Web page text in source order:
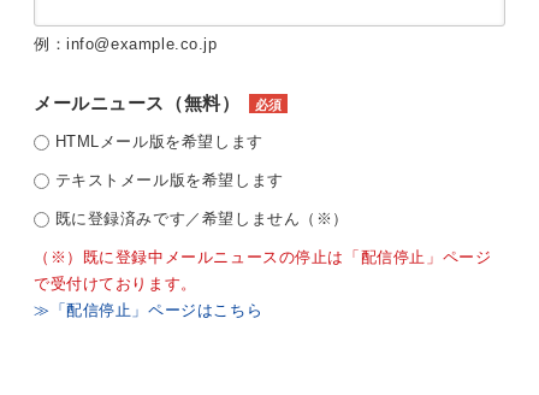
例：info@example.co.jp
メールニュース（無料） 必須
HTMLメール版を希望します
テキストメール版を希望します
既に登録済みです／希望しません（※）
（※）既に登録中メールニュースの停止は「配信停止」ページ
で受付けております。
≫「配信停止」ページはこちら